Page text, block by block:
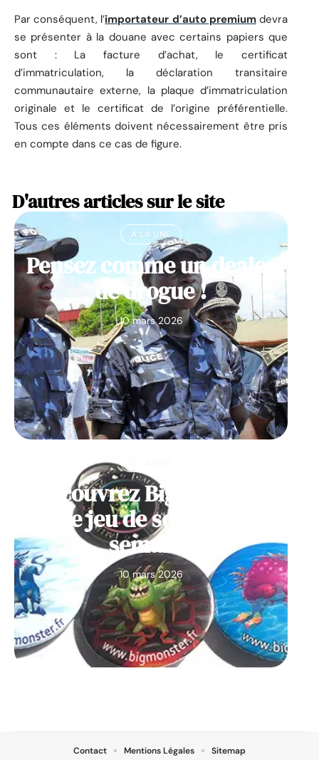
Par conséquent, l’importateur d’auto premiumdevra
se présenter à la douane avec certains papiers que
sont : La facture d’achat, le certificat
d’immatriculation, la déclaration transitaire
communautaire externe, la plaque d’immatriculation
originale et le certificat de l’origine préférentielle.
Tous ces éléments doivent nécessairement être pris
en compte dans ce cas de figure.
D'autres articles sur le site
À LA UNE
Pensez comme un dealer
de drogue !
10 mars 2026
Découvrez Big Monster,
notre jeu de société de la
semaine
10 mars 2026
Contact Mentions Légales Sitemap